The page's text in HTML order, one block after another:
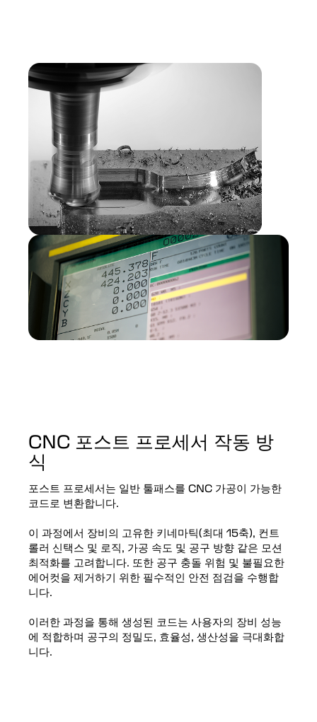
CNC 포스트 프로세서 작동 방
식
포스트 프로세서는 일반 툴패스를 CNC 가공이 가능한
코드로 변환합니다.
이 과정에서 장비의 고유한 키네마틱(최대 15축), 컨트
롤러 신택스 및 로직, 가공 속도 및 공구 방향 같은 모션
최적화를 고려합니다. 또한 공구 충돌 위험 및 불필요한
에어컷을 제거하기 위한 필수적인 안전 점검을 수행합
니다.
이러한 과정을 통해 생성된 코드는 사용자의 장비 성능
에 적합하며 공구의 정밀도, 효율성, 생산성을 극대화합
니다.